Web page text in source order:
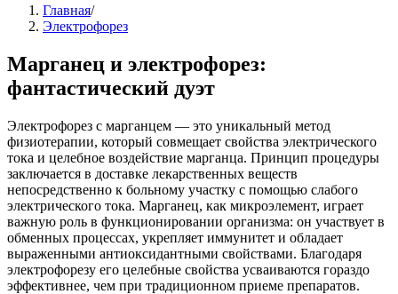
Главная/
Электрофорез
Марганец и электрофорез:
фантастический дуэт
Электрофорез с марганцем — это уникальный метод
физиотерапии, который совмещает свойства электрического
тока и целебное воздействие марганца. Принцип процедуры
заключается в доставке лекарственных веществ
непосредственно к больному участку с помощью слабого
электрического тока. Марганец, как микроэлемент, играет
важную роль в функционировании организма: он участвует в
обменных процессах, укрепляет иммунитет и обладает
выраженными антиоксидантными свойствами. Благодаря
электрофорезу его целебные свойства усваиваются гораздо
эффективнее, чем при традиционном приеме препаратов.